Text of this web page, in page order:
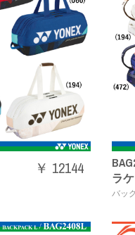
￥ 12144
ラ
バッ